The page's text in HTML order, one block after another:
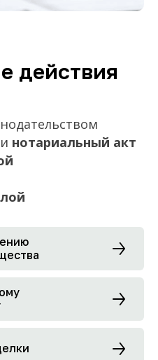
действия
нотариальный акт